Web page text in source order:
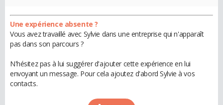
Une expérience absente ?
Vous avez travaillé avec Sylvie dans une entreprise qui n'apparaît
pas dans son parcours ?
N'hésitez pas à lui suggérer d'ajouter cette expérience en lui
envoyant un message. Pour cela ajoutez d'abord Sylvie à vos
contacts.